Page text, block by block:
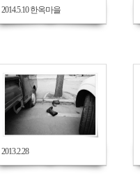
2014.5.10 한옥마을
2013.2.28
654